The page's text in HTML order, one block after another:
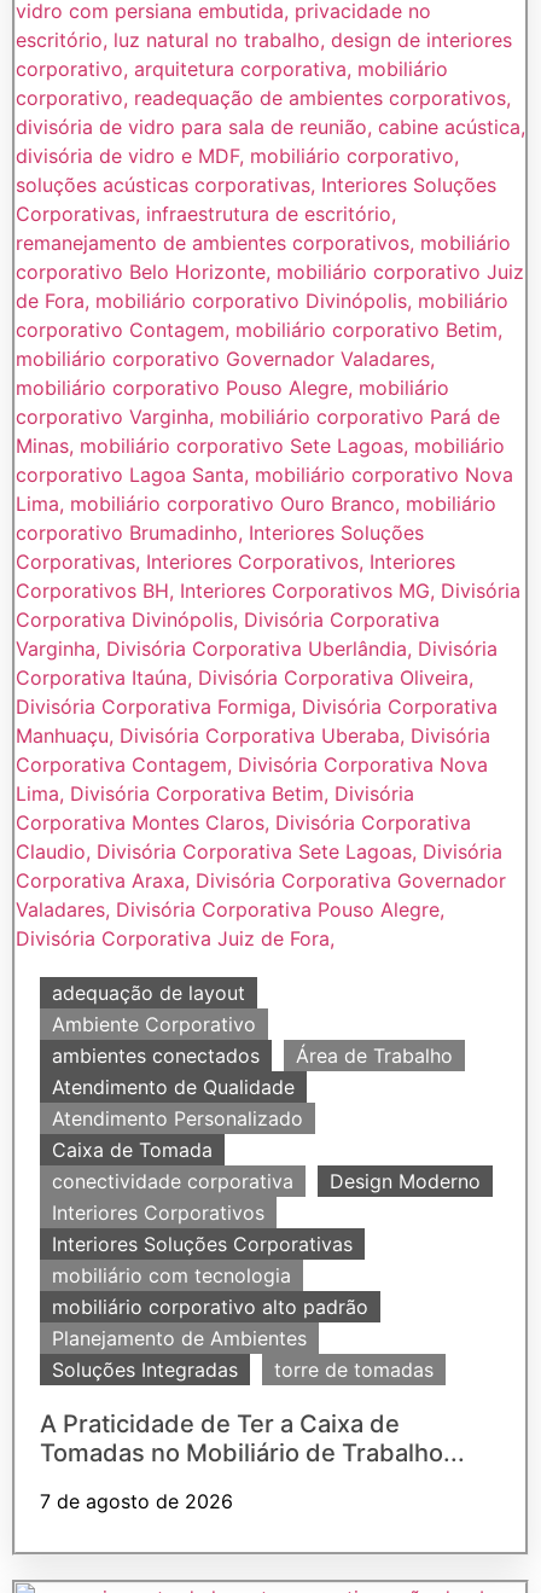
adequação de layout
Ambiente Corporativo
ambientes conectados
Área de Trabalho
Atendimento de Qualidade
Atendimento Personalizado
Caixa de Tomada
conectividade corporativa
Design Moderno
Interiores Corporativos
Interiores Soluções Corporativas
mobiliário com tecnologia
mobiliário corporativo alto padrão
Planejamento de Ambientes
Soluções Integradas
torre de tomadas
A Praticidade de Ter a Caixa de
Tomadas no Mobiliário de Trabalho...
7 de agosto de 2026